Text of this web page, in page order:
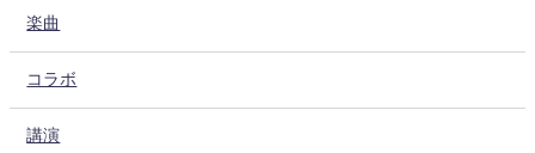
楽曲
コラボ
講演